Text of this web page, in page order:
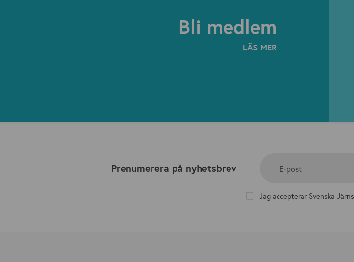
Bli medlem
LÄS MER
Prenumerera på nyhetsbrev E-post
Jag accepterar Svenska Järns